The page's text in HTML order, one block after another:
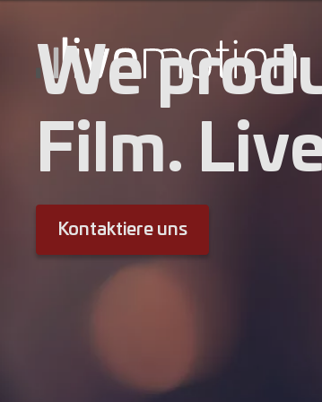
We
Film.
Kontaktiere uns